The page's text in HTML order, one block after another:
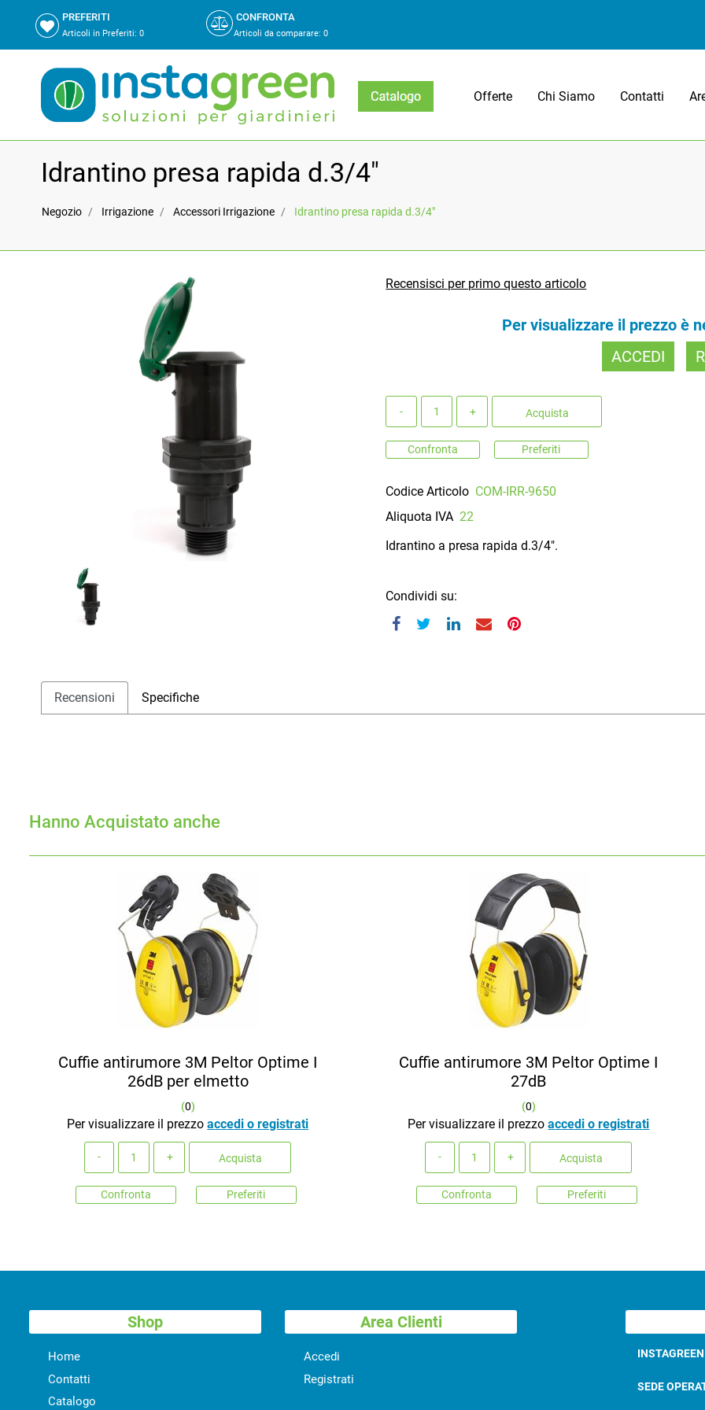
PREFERITI
Articoli in Preferiti: 0
CONFRONTA
Articoli da comparare: 0
Offerte Chi Siamo Contatti
Idrantino presa rapida d.3/4"
Negozio Irrigazione Accessori Irrigazione Idrantino presa rapida d.3/4"
Recensisci per primo questo articolo
Per visualizzare il prezzo è
ACCEDI
Acquista
Confronta Preferiti
Codice Articolo COM-IRR-9650
Aliquota IVA 22
Idrantino a presa rapida d.3/4".
Condividi su:
Recensioni Specifiche
Hanno Acquistato anche
Cuffie antirumore 3M Peltor Optime I
26dB per elmetto
(0)
Per visualizzare il prezzoaccedi o registrati
Acquista
Confronta Preferiti
Cuffie antirumore 3M Peltor Optime I
27dB
(0)
Per visualizzare il prezzoaccedi o registrati
Acquista
Confronta Preferiti
Shop
Home
Contatti
Catalogo
Area Clienti
Accedi
Registrati
SEDE